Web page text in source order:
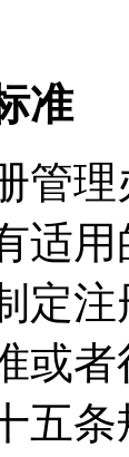
准
管
适
定
或
五